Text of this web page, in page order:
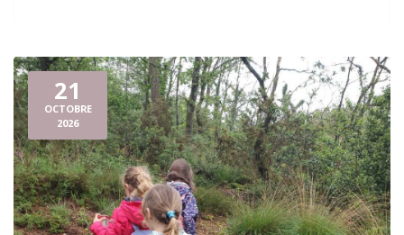
21
OCTOBRE
2026